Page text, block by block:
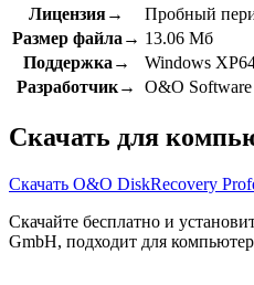
Лицензия→
Пробный
Размер файла→ 13.06 Мб
Поддержка→
Windows
Разработчик→
O&O
Скачать для
Скачать O&O DiskRecovery
Скачайте бесплатно и
GmbH, подходит для